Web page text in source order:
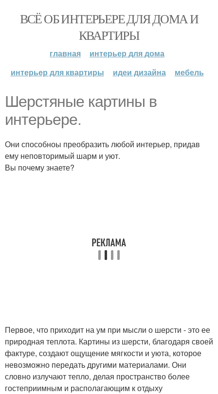
ВСЁ ОБ ИНТЕРЬЕРЕ ДЛЯ ДОМА И
КВАРТИРЫ
главная
интерьер для дома
интерьер для квартиры
идеи дизайна мебель
Шерстяные картины в
интерьере.
Они способноы преобразить любой интерьер, придав
ему неповторимый шарм и уют.
Вы почему знаете?
Первое, что приходит на ум при мысли о шерсти - это ее
природная теплота. Картины из шерсти, благодаря своей
фактуре, создают ощущение мягкости и уюта, которое
невозможно передать другими материалами. Они
словно излучают тепло, делая пространство более
гостеприимным и располагающим к отдыху